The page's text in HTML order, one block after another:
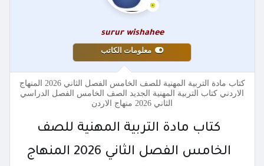
surur wishahee
معلومات الكاتب
كتاب مادة التربية المهنية للصف الخامس الفصل الثاني 2026 المنهاج
الاردني كتاب التربية المهنية الجديد الصف الخامس الفصل الدراسي
الثاني 2026 منهاج الاردن
كتاب مادة التربية المهنية للصف
الخامس الفصل الثاني 2026 المنهاج